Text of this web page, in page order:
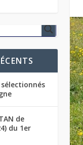
sélectionnés
de
du 1er